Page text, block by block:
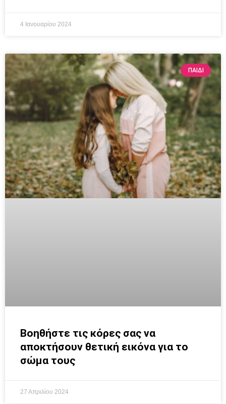
4 Ιανουαρίου 2024
ΠΑΙΔΊ
Βοηθήστε τις κόρες σας να
αποκτήσουν θετική εικόνα για το
σώμα τους
27 Απριλίου 2024